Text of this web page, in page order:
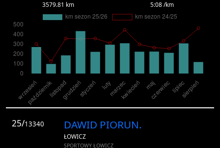
3579.81 km 5:08 /km
25/13340 DAWID PIORUN.
ŁOWICZ
SPORTOWY ŁOWICZ